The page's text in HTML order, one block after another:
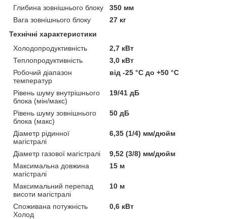
Глибина зовнішнього блоку
350 мм
Вага зовнішнього блоку
27 кг
Технічні характеристики
Холодопродуктивність
2,7 кВт
Теплопродуктивність
3,0 кВт
Робочий діапазон
температур
від -25 °C до +50 °C
Рівень шуму внутрішнього
блока (мін/макс)
19/41 дБ
Рівень шуму зовнішнього
блока (макс)
50 дБ
Діаметр рідинної
магістралі
6,35 (1/4) мм/дюйм
Діаметр газової магістралі
9,52 (3/8) мм/дюйм
Максимальна довжина
магістралі
15 м
Максимальний перепад
висоти магістралі
10 м
Споживана потужність
Холод
0,6 кВт